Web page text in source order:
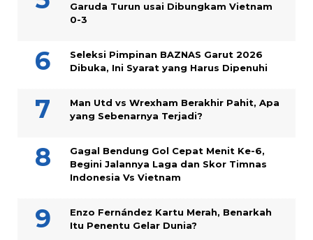
Garuda Turun usai Dibungkam Vietnam
0-3
Seleksi Pimpinan BAZNAS Garut 2026
Dibuka, Ini Syarat yang Harus Dipenuhi
Man Utd vs Wrexham Berakhir Pahit, Apa
yang Sebenarnya Terjadi?
Gagal Bendung Gol Cepat Menit Ke-6,
Begini Jalannya Laga dan Skor Timnas
Indonesia Vs Vietnam
Enzo Fernández Kartu Merah, Benarkah
Itu Penentu Gelar Dunia?